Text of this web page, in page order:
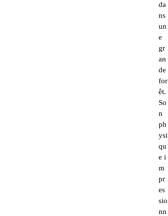
da
ns
un
e
gr
an
de
for
êt.
So
n
ph
ysi
qu
e i
m
pr
es
sio
nn